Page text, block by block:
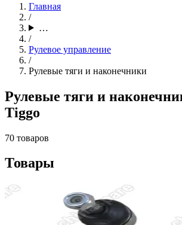
Главная
/
…
/
Рулевое управление
/
Рулевые тяги и наконечники
Рулевые тяги и
Tiggo
70 товаров
Товары